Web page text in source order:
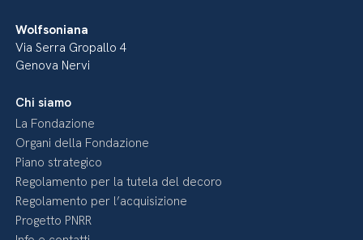
Wolfsoniana
Via Serra Gropallo 4
Genova Nervi
Chi siamo
La Fondazione
Organi della Fondazione
Piano strategico
Regolamento per la tutela del decoro
Regolamento per l’acquisizione
Progetto PNRR